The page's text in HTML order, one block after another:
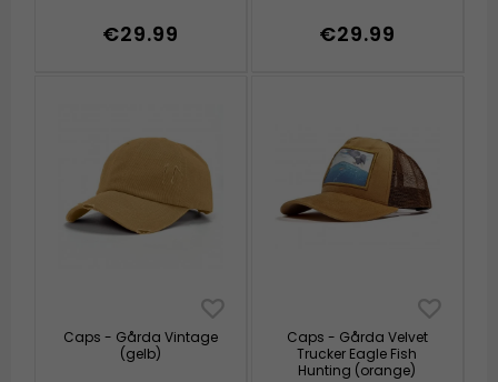
€29.99 €29.99
Caps - Gårda Vintage
(gelb)
Caps - Gårda Velvet
Trucker Eagle Fish
Hunting (orange)